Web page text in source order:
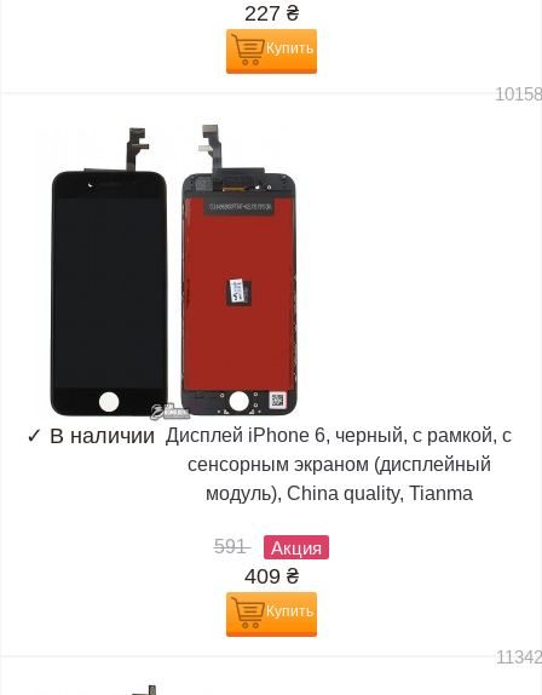
227 ₴
Купить
✓ В наличии Дисплей iPhone 6, черный, с рамкой, с
сенсорным экраном (дисплейный
модуль), China quality, Tianma
591 Акция
409 ₴
Купить